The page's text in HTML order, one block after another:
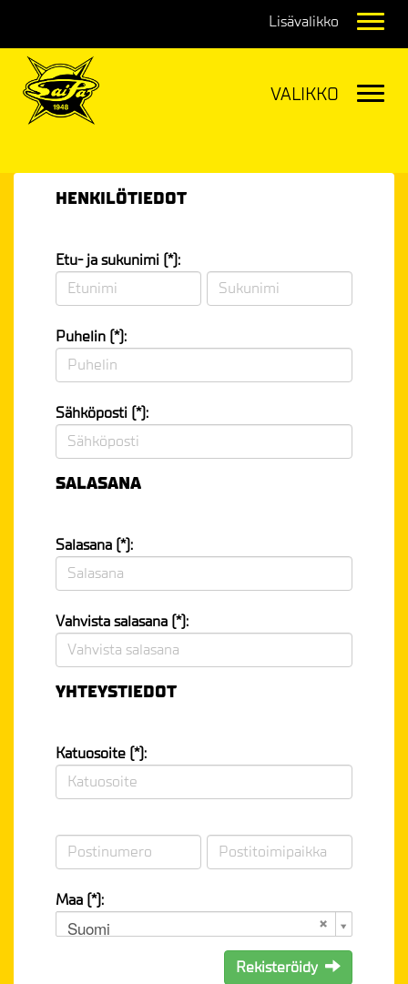
HENKILÖTIEDOT
Etu- ja sukunimi (*):
Puhelin (*):
Sähköposti (*):
SALASANA
Salasana (*):
Vahvista salasana (*):
YHTEYSTIEDOT
Katuosoite (*):
Maa (*):
Suomi
Rekisteröidy